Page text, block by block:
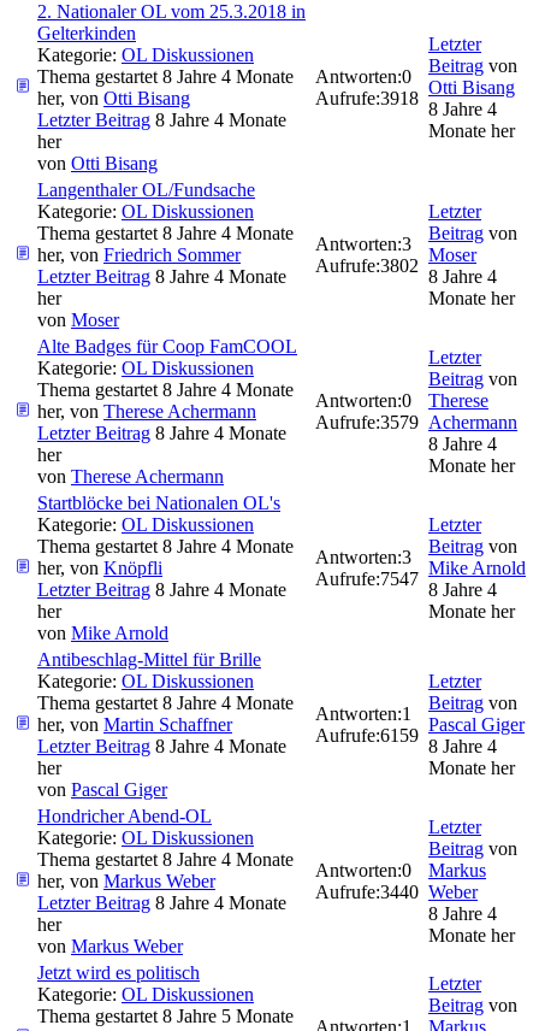
2. Nationaler OL vom 25.3.2018 in
Gelterkinden
Kategorie: OL Diskussionen
Thema gestartet 8 Jahre 4 Monate
her, von Otti Bisang
Letzter Beitrag 8 Jahre 4 Monate
her
von Otti Bisang
Antworten:0
Aufrufe:3918
Letzter
Beitrag von
Otti Bisang
8 Jahre 4
Monate her
Langenthaler OL/Fundsache
Kategorie: OL Diskussionen
Thema gestartet 8 Jahre 4 Monate
her, von Friedrich Sommer
Letzter Beitrag 8 Jahre 4 Monate
her
von Moser
Antworten:3
Aufrufe:3802
Letzter
Beitrag von
Moser
8 Jahre 4
Monate her
Alte Badges für Coop FamCOOL
Kategorie: OL Diskussionen
Thema gestartet 8 Jahre 4 Monate
her, von Therese Achermann
Letzter Beitrag 8 Jahre 4 Monate
her
von Therese Achermann
Antworten:0
Aufrufe:3579
Letzter
Beitrag von
Therese
Achermann
8 Jahre 4
Monate her
Startblöcke bei Nationalen OL's
Kategorie: OL Diskussionen
Thema gestartet 8 Jahre 4 Monate
her, von Knöpfli
Letzter Beitrag 8 Jahre 4 Monate
her
von Mike Arnold
Antworten:3
Aufrufe:7547
Letzter
Beitrag von
Mike Arnold
8 Jahre 4
Monate her
Antibeschlag-Mittel für Brille
Kategorie: OL Diskussionen
Thema gestartet 8 Jahre 4 Monate
her, von Martin Schaffner
Letzter Beitrag 8 Jahre 4 Monate
her
von Pascal Giger
Antworten:1
Aufrufe:6159
Letzter
Beitrag von
Pascal Giger
8 Jahre 4
Monate her
Hondricher Abend-OL
Kategorie: OL Diskussionen
Thema gestartet 8 Jahre 4 Monate
her, von Markus Weber
Letzter Beitrag 8 Jahre 4 Monate
her
von Markus Weber
Antworten:0
Aufrufe:3440
Letzter
Beitrag von
Markus
Weber
8 Jahre 4
Monate her
Jetzt wird es politisch
Kategorie: OL Diskussionen
Thema gestartet 8 Jahre 5 Monate
Letzter
Beitrag von